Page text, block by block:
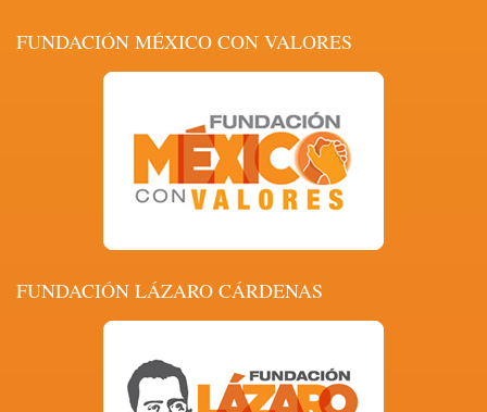
FUNDACIÓN MÉXICO CON VALORES
FUNDACIÓN LÁZARO CÁRDENAS